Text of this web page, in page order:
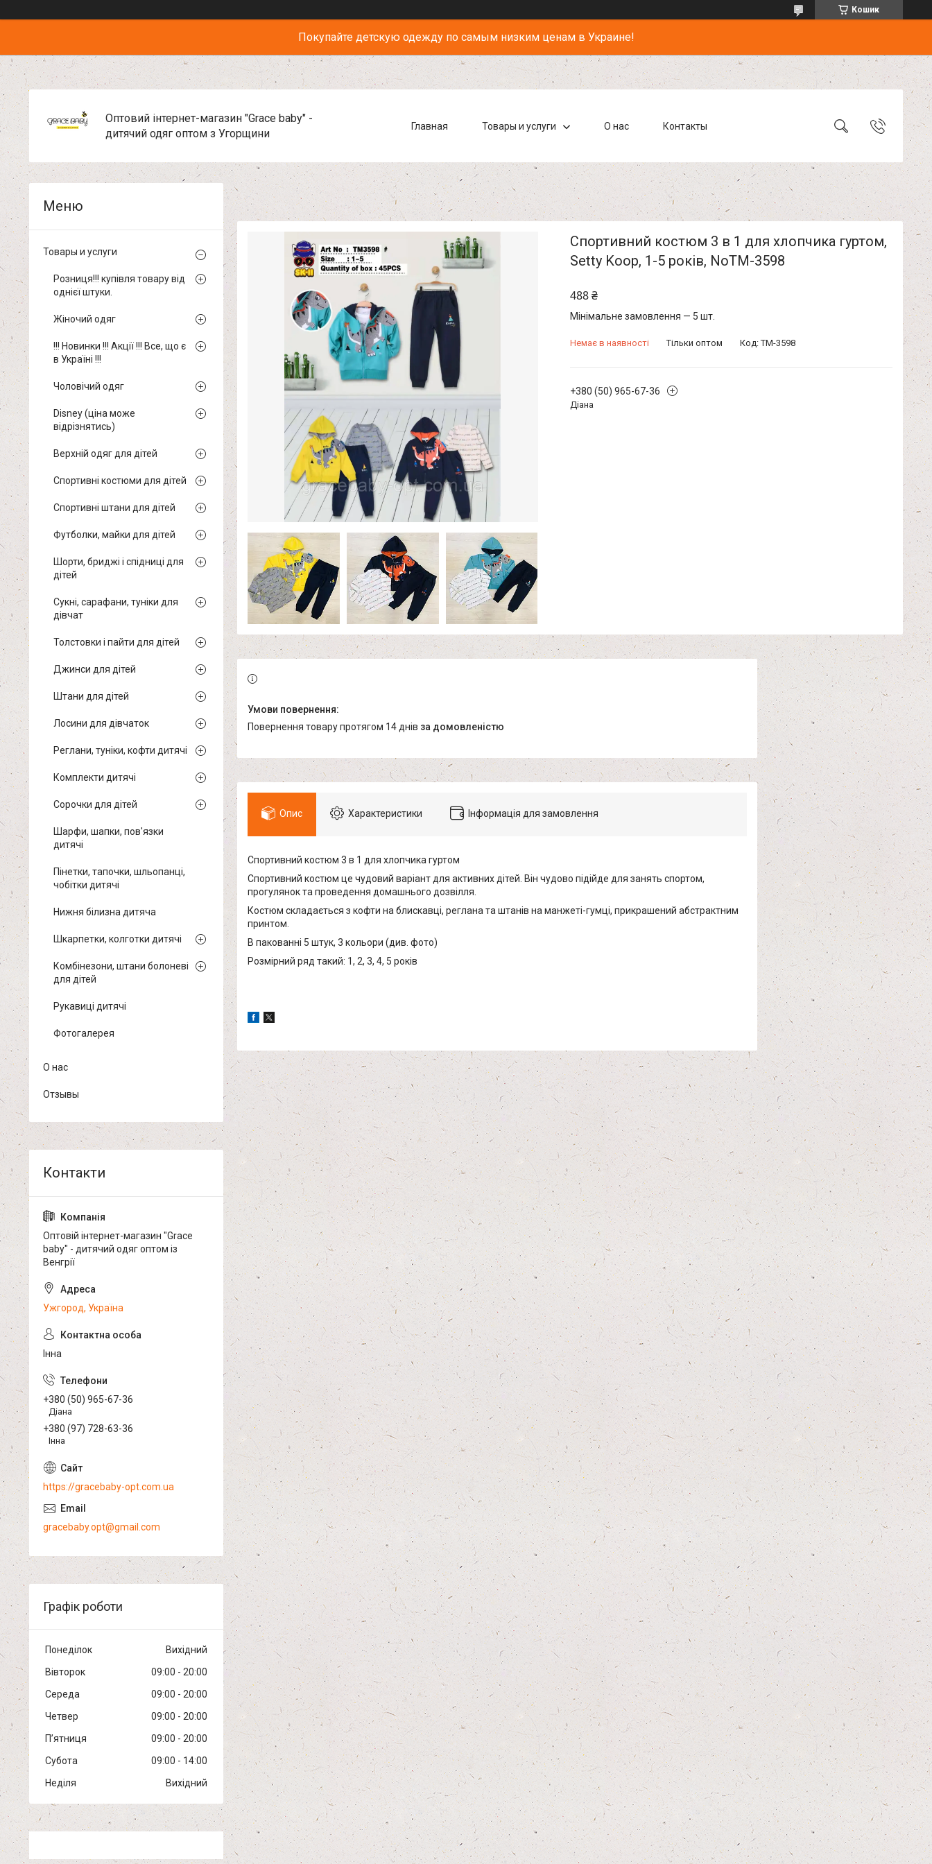
Кошик
Покупайте детскую одежду по самым низким ценам в Украине!
Оптовий інтернет-магазин "Grace baby" -
дитячий одяг оптом з Угорщини
Главная Товары и услуги О нас Контакты
Спортивний костюм 3 в 1 для хлопчика гуртом,
Setty Koop, 1-5 років, NoTM-3598
488 ₴
Мінімальне замовлення — 5 шт.
Немає в наявності Тільки оптом Код:TM-3598
+380 (50) 965-67-36
Діана
повернення товару протягом 14 днів за домовленістю
Опис Характеристики Інформація для замовлення
Спортивний костюм 3 в 1 для хлопчика гуртом
Спортивний костюм це чудовий варіант для активних дітей. Він чудово підійде для занять спортом,
прогулянок та проведення домашнього дозвілля.
Костюм складається з кофти на блискавці, реглана та штанів на манжеті-гумці, прикрашений абстрактним
принтом.
В пакованні 5 штук, 3 кольори (див. фото)
Розмірний ряд такий: 1, 2, 3, 4, 5 років
Товары и услуги
Розниця!!! купівля товару від
однієї штуки.
Жіночий одяг
!!! Новинки !!! Акції !!! Все, що є
в Україні !!!
Чоловічий одяг
Disney (ціна може
відрізнятись)
Верхній одяг для дітей
Спортивні костюми для дітей
Спортивні штани для дітей
Футболки, майки для дітей
Шорти, бриджі і спідниці для
дітей
Сукні, сарафани, туніки для
дівчат
Толстовки і пайти для дітей
Джинси для дітей
Штани для дітей
Лосини для дівчаток
Реглани, туніки, кофти дитячі
Комплекти дитячі
Сорочки для дітей
Шарфи, шапки, пов'язки
дитячі
Пінетки, тапочки, шльопанці,
чобітки дитячі
Нижня білизна дитяча
Шкарпетки, колготки дитячі
Комбінезони, штани болоневі
для дітей
Рукавиці дитячі
Фотогалерея
О нас
Отзывы
Оптовій інтернет-магазин "Grace
baby" - дитячий одяг оптом із
Венгрії
Ужгород, Україна
Інна
+380 (50) 965-67-36
Діана
+380 (97) 728-63-36
Інна
https://gracebaby-opt.com.ua
gracebaby.opt@gmail.com
Графік роботи
Понеділок
Вихідний
Вівторок
09:00
20:00
Середа
09:00
20:00
Четвер
09:00
20:00
Пʼятниця
09:00
20:00
Субота
09:00
14:00
Неділя
Вихідний